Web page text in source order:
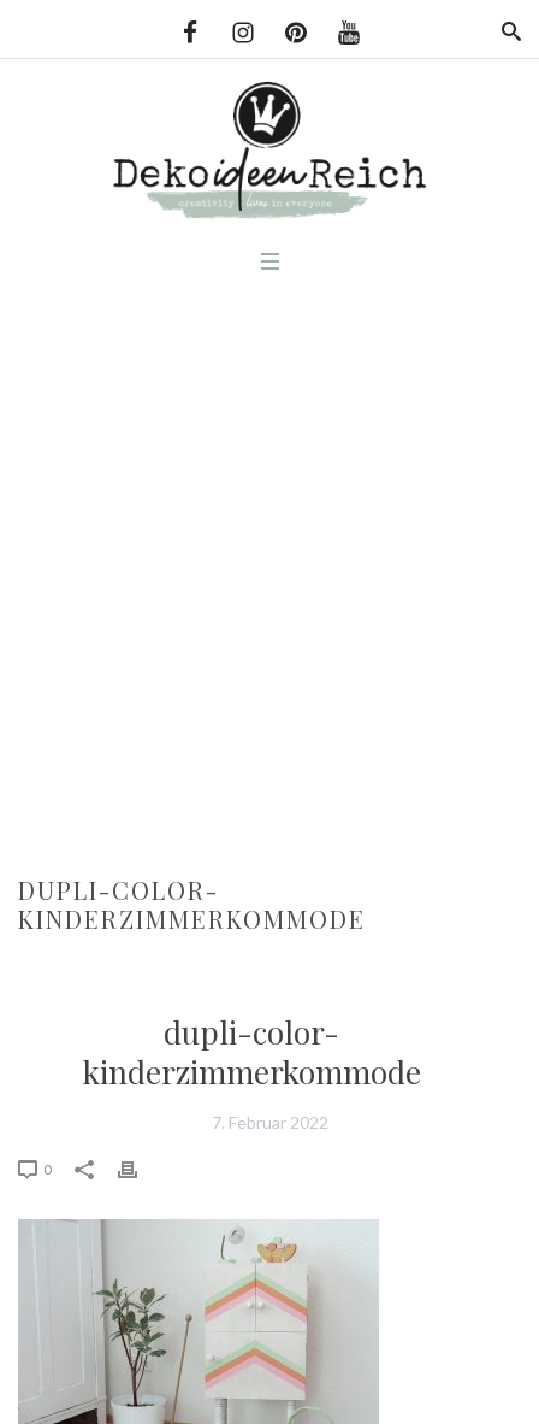
DUPLI-COLOR-
KINDERZIMMERKOMMODE
dupli-color-
kinderzimmerkommode
7. Februar 2022
0